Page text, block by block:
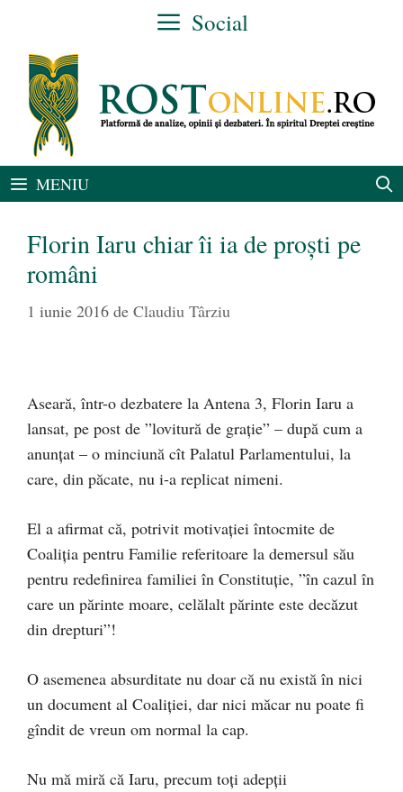
conținut
Social
MENIU
Florin Iaru chiar îi ia de proști pe
români
1 iunie 2016 de Claudiu Târziu
Aseară, într-o dezbatere la Antena 3, Florin Iaru a
lansat, pe post de ”lovitură de grație” – după cum a
anunțat – o minciună cît Palatul Parlamentului, la
care, din păcate, nu i-a replicat nimeni.
El a afirmat că, potrivit motivației întocmite de
Coaliția pentru Familie referitoare la demersul său
pentru redefinirea familiei în Constituție, ”în cazul în
care un părinte moare, celălalt părinte este decăzut
din drepturi”!
O asemenea absurditate nu doar că nu există în nici
un document al Coaliției, dar nici măcar nu poate fi
gîndit de vreun om normal la cap.
Nu mă miră că Iaru, precum toți adepții